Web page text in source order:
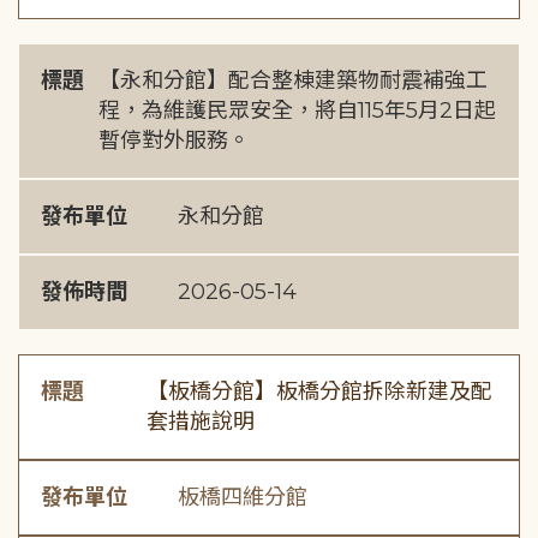
標題
【永和分館】配合整棟建築物耐震補強工
程，為維護民眾安全，將自115年5月2日起
暫停對外服務。
發布單位 永和分館
發佈時間 2026-05-14
標題
【板橋分館】板橋分館拆除新建及配
套措施說明
發布單位 板橋四維分館